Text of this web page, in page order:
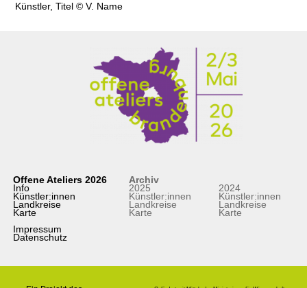
Künstler, Titel © V. Name
Offene Ateliers 2026
Info
Künstler:innen
Landkreise
Karte
Impressum
Datenschutz
Archiv
2025
Künstler:innen
Landkreise
Karte
2024
Künstler:innen
Landkreise
Karte